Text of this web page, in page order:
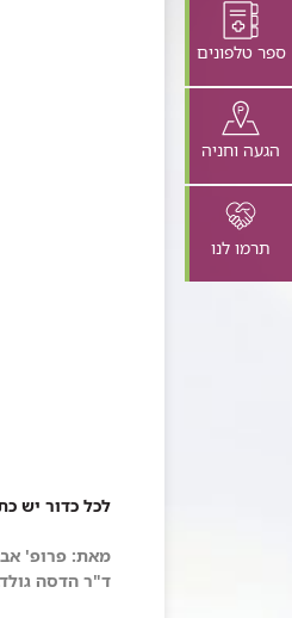
ספר טלפונים
הגעה וחניה
תרמו לנו
לכל כדור יש
מאת: פרופ'
ד"ר הדסה